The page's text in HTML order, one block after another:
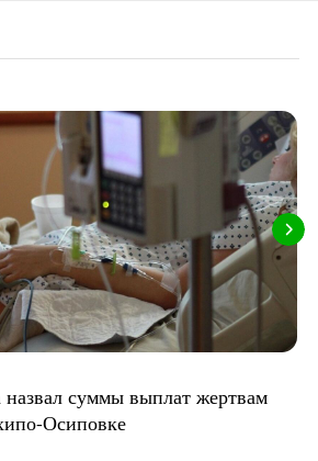
назвал суммы выплат жертвам
Осиповке